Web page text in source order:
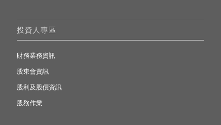
投資人專區
財務業務資訊
股東會資訊
股利及股價資訊
股務作業